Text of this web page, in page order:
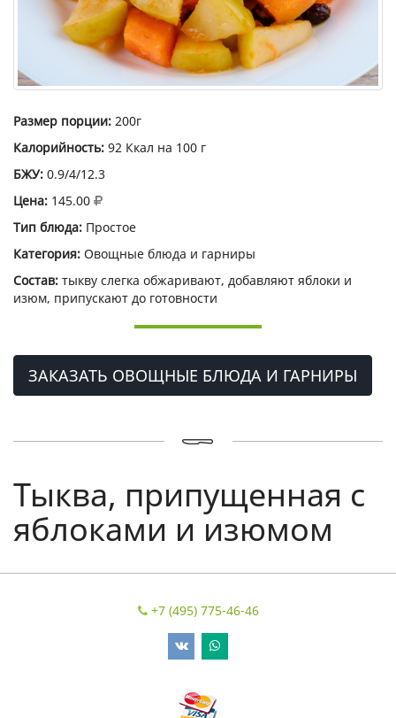
Размер порции: 200г
Калорийность: 92 Ккал на 100 г
БЖУ: 0.9/4/12.3
Цена: 145.00
Тип блюда: Простое
Категория: Овощные блюда и гарниры
Состав: тыкву слегка обжаривают, добавляют яблоки и
изюм, припускают до готовности
ЗАКАЗАТЬ ОВОЩНЫЕ БЛЮДА И ГАРНИРЫ
Тыква, припущенная с
яблоками и изюмом
+7 (495) 775-46-46